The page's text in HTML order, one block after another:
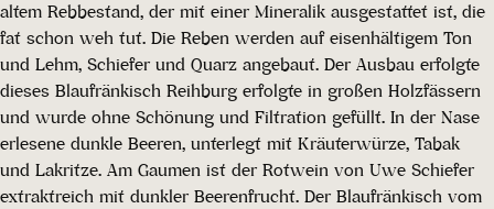
altem Rebbestand, der mit einer Mineralik ausgestattet ist, die
fat schon weh tut. Die Reben werden auf eisenhältigem Ton
und Lehm, Schiefer und Quarz angebaut. Der Ausbau erfolgte
dieses Blaufränkisch Reihburg erfolgte in großen Holzfässern
und wurde ohne Schönung und Filtration gefüllt. In der Nase
erlesene dunkle Beeren, unterlegt mit Kräuterwürze, Tabak
und Lakritze. Am Gaumen ist der Rotwein von Uwe Schiefer
extraktreich mit dunkler Beerenfrucht. Der Blaufränkisch vom